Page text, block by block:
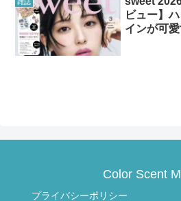
雑誌
ビュー】
インが可
Color Scent
プライバシーポリシー